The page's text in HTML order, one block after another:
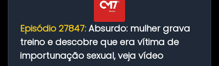
Episódio 27847: Absurdo: mulher grava
treino e descobre que era vítima de
importunação sexual, veja vídeo